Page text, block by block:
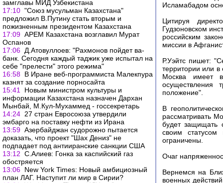
замглавы МИД Узбекистана
17:10 "Союз мусульман Казахстана"
предложил В.Путину стать вторым и
пожизненным президентом Казахстана
17:09 АРЕМ Казахстана возглавил Мурат
Оспанов
17:06 Д.Атовуллоев: "Рахмонов пойдет ва-
банк. Сегодня каждый таджик уже испытал на
себе "прелести" этого режима"
16:58 В Иране веб-программиста Малекпура
казнят за создание порносайта
15:41
Новым министром культуры и
информации Казахстана назначен Дархан
Мынбай, М.Кул-Мухаммед - госсекретарь
14:24 27 стран Евросоюза утвердили
эмбарго на поставку нефти из Ирана
13:59 Азербайджан судорожно пытается
доказать, что проект "Шах Дениз" не
подпадает под антииранские санкции США
13:12 С.Алиев: Гонка за каспийский газ
обостряется
13:06 New York Times: Новый амбициозный
план ЛАГ. Наступит ли мир в Сирии?
Исламабадом
Цитируя
Гудзоновском
российским
миссии в
Р.Уэйтс пишет:
территории или
Москва имеет
осуществления
положение".
В
рассматривать
будет защищать
своим
ограничены.
Очаг
Вернемся на
военных